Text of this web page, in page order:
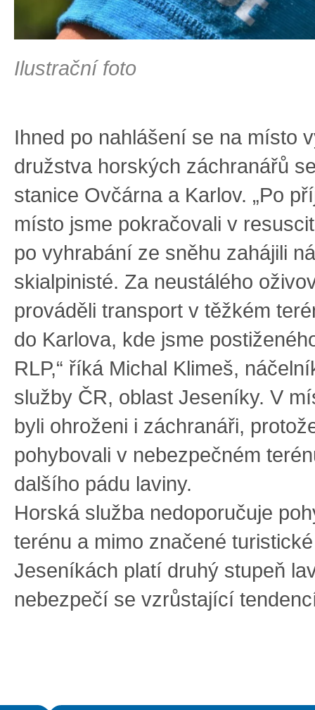
Ilustrační foto
Ihned po nahlášení se na místo
družstva horských záchranářů
stanice Ovčárna a Karlov. „Po
místo jsme pokračovali v
po vyhrabání ze sněhu zahájili
skialpinisté. Za neustálého
prováděli transport v těžkém
do Karlova, kde jsme
RLP,“ říká Michal Klimeš,
služby ČR, oblast Jeseníky. V
byli ohroženi i záchranáři,
pohybovali v nebezpečném
dalšího pádu laviny.
Horská služba nedoporučuje
terénu a mimo značené
Jeseníkách platí druhý stupeň
nebezpečí se vzrůstající